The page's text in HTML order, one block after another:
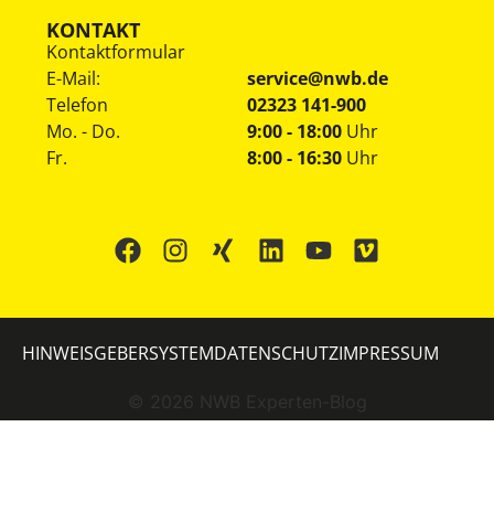
KONTAKT
Kontaktformular
E-Mail:
service@nwb.de
Telefon
02323 141-900
Mo. - Do.
Fr.
9:00 - 18:00 Uhr
8:00 - 16:30 Uhr
© 2026 NWB Experten-Blog
HINWEISGEBERSYSTEMDATENSCHUTZIMPRESSUM